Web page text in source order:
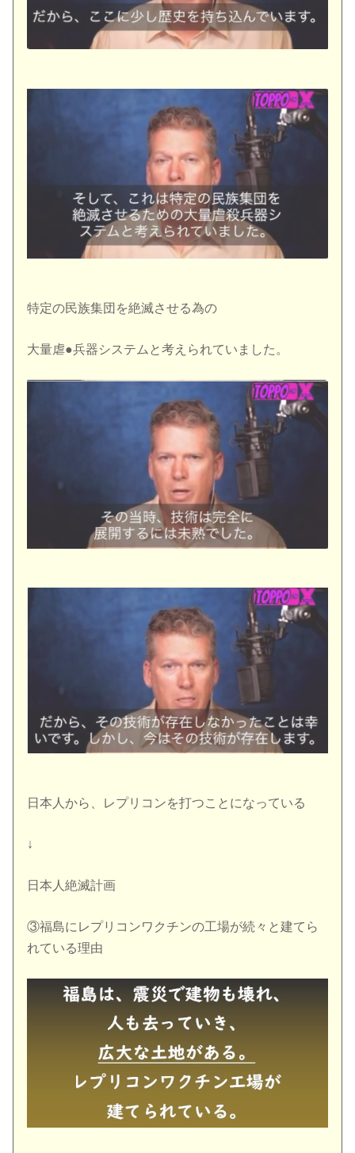
特定の民族集団を絶滅させる為の
大量虐●兵器システムと考えられていました。
日本人から、レプリコンを打つことになっている
↓
日本人絶滅計画
③福島にレプリコンワクチンの工場が続々と建てら
れている理由